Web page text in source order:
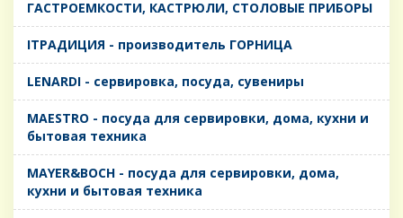
ГАСТРОЕМКОСТИ, КАСТРЮЛИ, СТОЛОВЫЕ ПРИБОРЫ
IТРАДИЦИЯ - производитель ГОРНИЦА
LENARDI - сервировка, посуда, сувениры
MAESTRO - посуда для сервировки, дома, кухни и
бытовая техника
MAYER&BOCH - посуда для сервировки, дома,
кухни и бытовая техника